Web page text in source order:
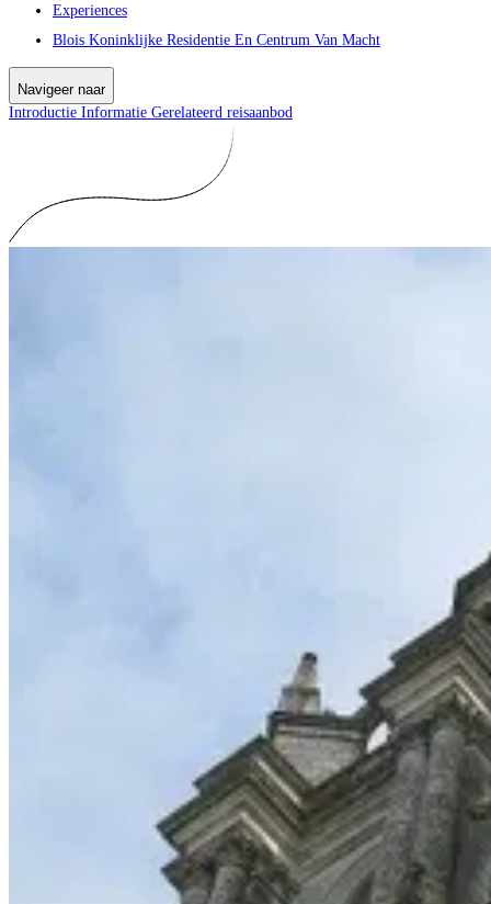
Experiences
Blois Koninklijke Residentie En Centrum Van Macht
Navigeer naar
Introductie Informatie Gerelateerd reisaanbod